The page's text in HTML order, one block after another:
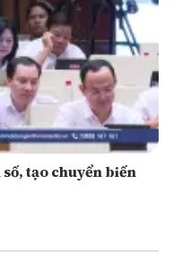
tạo chuyển biến